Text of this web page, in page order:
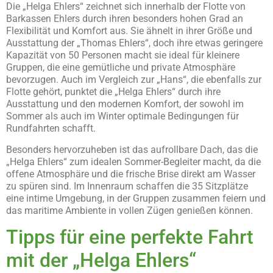
Die „Helga Ehlers“ zeichnet sich innerhalb der Flotte von
Barkassen Ehlers durch ihren besonders hohen Grad an
Flexibilität und Komfort aus. Sie ähnelt in ihrer Größe und
Ausstattung der „Thomas Ehlers“, doch ihre etwas geringere
Kapazität von 50 Personen macht sie ideal für kleinere
Gruppen, die eine gemütliche und private Atmosphäre
bevorzugen. Auch im Vergleich zur „Hans“, die ebenfalls zur
Flotte gehört, punktet die „Helga Ehlers“ durch ihre
Ausstattung und den modernen Komfort, der sowohl im
Sommer als auch im Winter optimale Bedingungen für
Rundfahrten schafft.
Besonders hervorzuheben ist das aufrollbare Dach, das die
„Helga Ehlers“ zum idealen Sommer-Begleiter macht, da die
offene Atmosphäre und die frische Brise direkt am Wasser
zu spüren sind. Im Innenraum schaffen die 35 Sitzplätze
eine intime Umgebung, in der Gruppen zusammen feiern und
das maritime Ambiente in vollen Zügen genießen können.
Tipps für eine perfekte Fahrt
mit der „Helga Ehlers“